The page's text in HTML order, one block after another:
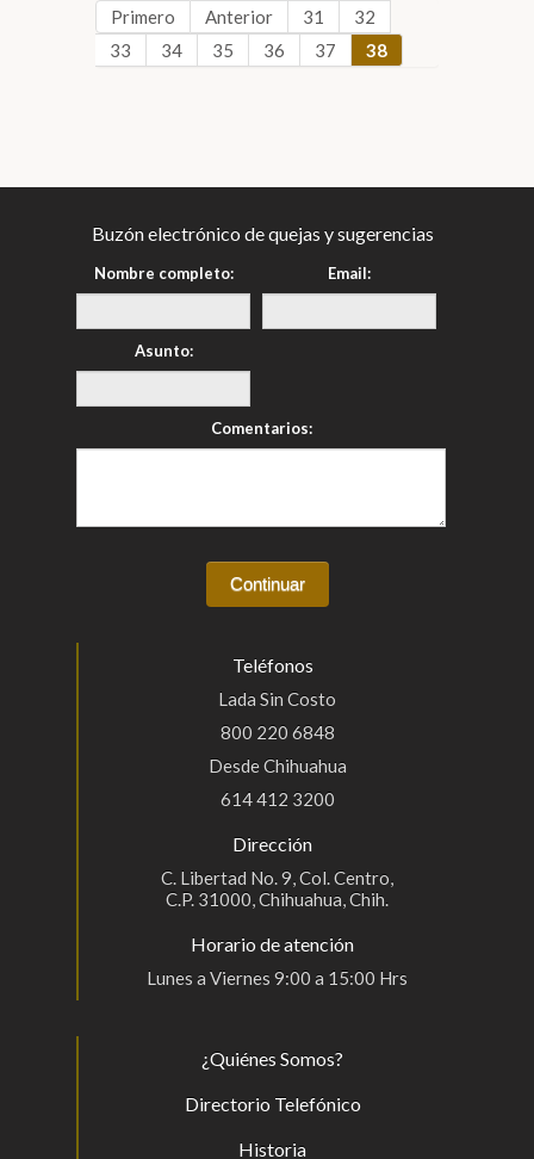
Primero Anterior 31
32
33
34 35 36 37 38
Buzón electrónico de quejas y sugerencias
Nombre completo: Email:
Asunto:
Comentarios:
Teléfonos
Lada Sin Costo
800 220 6848
Desde Chihuahua
614 412 3200
Dirección
C. Libertad No. 9, Col. Centro,
C.P. 31000, Chihuahua, Chih.
Horario de atención
Lunes a Viernes 9:00 a 15:00 Hrs
¿Quiénes Somos?
Directorio Telefónico
Historia